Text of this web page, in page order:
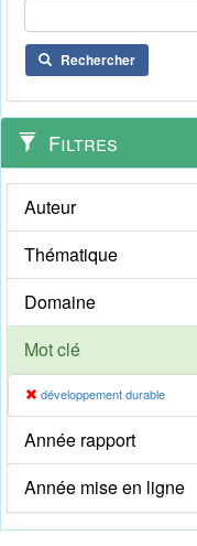
Rechercher
Filtres
Auteur
Thématique
Domaine
Mot clé
développement durable
Année rapport
Année mise en ligne